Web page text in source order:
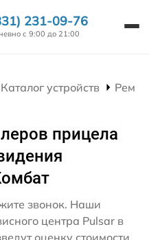
231-09-76
с 9:00 до 21:00
Каталог устройств
прицела
звонок. Наши
центра Pulsar в
оценку стоимости